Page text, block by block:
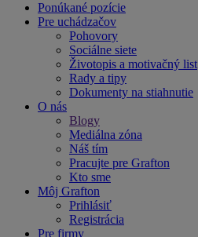
Ponúkané pozície
Pre uchádzačov
Pohovory
Sociálne siete
Životopis a motivačný list
Rady a tipy
Dokumenty na stiahnutie
O nás
Blogy
Mediálna zóna
Náš tím
Pracujte pre Grafton
Kto sme
Môj Grafton
Prihlásiť
Registrácia
Pre firmy